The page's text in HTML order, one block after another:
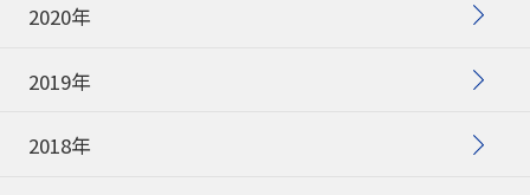
2020年
2019年
2018年